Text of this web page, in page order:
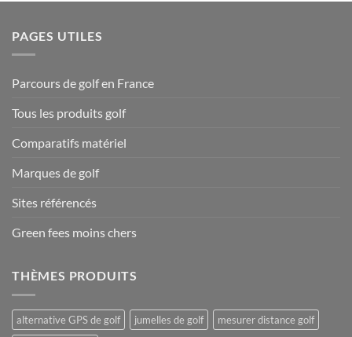
PAGES UTILES
Parcours de golf en France
Tous les produits golf
Comparatifs matériel
Marques de golf
Sites référencés
Green fees moins chers
THÈMES PRODUITS
alternative GPS de golf jumelles de golf
mesurer distance golf